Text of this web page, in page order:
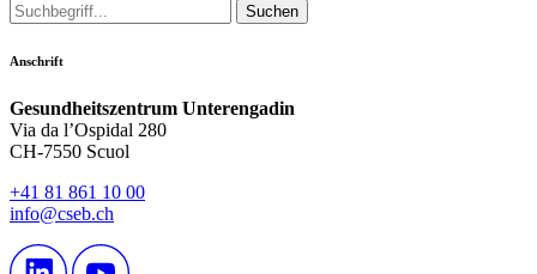
Anschrift
Gesundheitszentrum Unterengadin
Via da l’Ospidal 280
CH-7550 Scuol
+41 81 861 10 00
info@cseb.ch